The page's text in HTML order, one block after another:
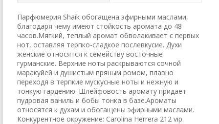
Парфюмерия Shaik обогащена эфирными маслами,
благодаря чему имеют стойкость аромата до 48
часов.Мягкий, теплый аромат обволакивает с первых
нот, оставляя терпко-сладкое послевкусие. Духи
женские относятся к семейству восточные
гурманские. Верхние ноты раскрываются сочной
маракуйей и душистым пряным ромом, плавно
переходя в терпкие мускусные ноты и нежную и
тонкую гардению. Шлейфовость аромату придает
пудровая ваниль и бобы тонка в базе.Ароматы
относятся к духам и обогащены эфирными маслами.
Конкурентное окружение: Carolina Herrera 212 vip.